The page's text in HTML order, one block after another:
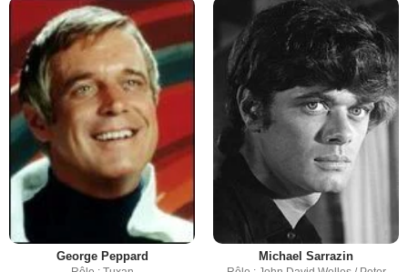
George Peppard Michael Sarrazin